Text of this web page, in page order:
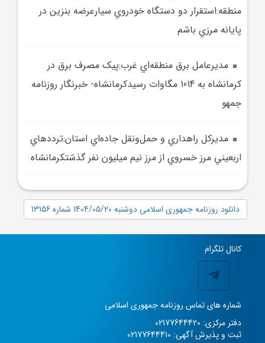
منطقه:استقرار دو دستگاه خودروي سيارعرضه بنزين در
پايانه مرزي باشم
مديرعامل برق منطقه‌اي غرب:پيک مصرف برق در
کرمانشاه به 1014 مگاوات رسيدکرمانشاه- خبرنگار روزنامه
جمهو
مديرکل راهداري و حمل‌ونقل جاده‌اي استان:ترددهاي
اربعيني مرز خسروي از مرز نيم ميليون نفر گذشتکرمانشاه
دانلود روزنامه جمهوری اسلامی دوشنبه 1404/05/20 شماره 13156
کانال تلگرام
شماره های تماس روزنامه جمهوری اسلامی
دفتر مرکزی: 02177644420
ثبت و پذیرش آگهی: 02177644410